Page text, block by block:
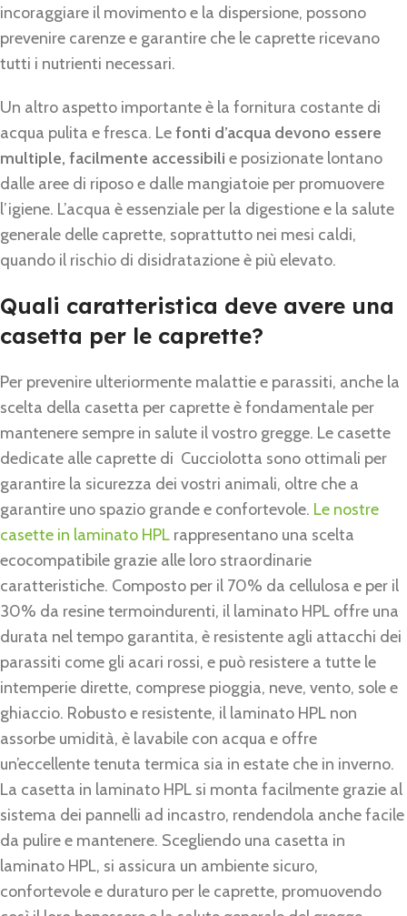
incoraggiare il movimento e la dispersione, possono
prevenire carenze e garantire che le caprette ricevano
tutti i nutrienti necessari.
Un altro aspetto importante è la fornitura costante di
acqua pulita e fresca. Lefonti d’acqua devono essere
multiple, facilmente accessibili e posizionate lontano
dalle aree di riposo e dalle mangiatoie per promuovere
l’igiene. L’acqua è essenziale per la digestione e la salute
generale delle caprette, soprattutto nei mesi caldi,
quando il rischio di disidratazione è più elevato.
Quali caratteristica deve avere una
casetta per le caprette?
Per prevenire ulteriormente malattie e parassiti, anche la
scelta della casetta per caprette è fondamentale per
mantenere sempre in salute il vostro gregge. Le casette
dedicate alle caprette di Cucciolotta sono ottimali per
garantire la sicurezza dei vostri animali, oltre che a
garantire uno spazio grande e confortevole. Le nostre
casette in laminato HPL rappresentano una scelta
ecocompatibile grazie alle loro straordinarie
caratteristiche. Composto per il 70% da cellulosa e per il
30% da resine termoindurenti, il laminato HPL offre una
durata nel tempo garantita, è resistente agli attacchi dei
parassiti come gli acari rossi, e può resistere a tutte le
intemperie dirette, comprese pioggia, neve, vento, sole e
ghiaccio. Robusto e resistente, il laminato HPL non
assorbe umidità, è lavabile con acqua e offre
un’eccellente tenuta termica sia in estate che in inverno.
La casetta in laminato HPL si monta facilmente grazie al
sistema dei pannelli ad incastro, rendendola anche facile
da pulire e mantenere. Scegliendo una casetta in
laminato HPL, si assicura un ambiente sicuro,
confortevole e duraturo per le caprette, promuovendo